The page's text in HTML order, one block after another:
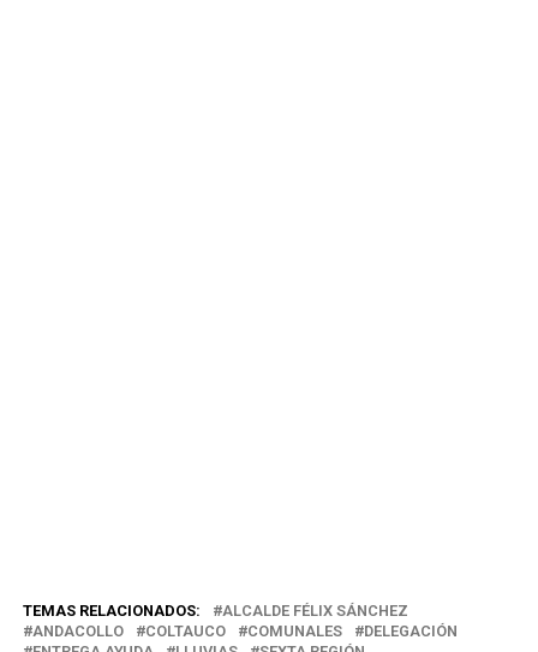
TEMAS RELACIONADOS:
ALCALDE FÉLIX SÁNCHEZ
ANDACOLLO
COLTAUCO COMUNALES
DELEGACIÓN